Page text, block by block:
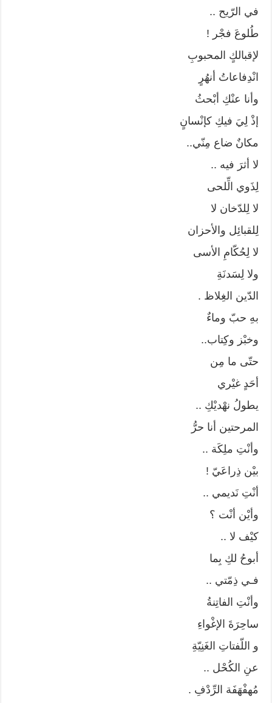
في الرّيح ..
طُلوعَ فجْر !
لإقبالكٍ المحبوبِ
انْدِفاعاتُ أنهُرٍ
وأنا عنْكِ أبْحثُ
إذْ لِيَ فيكِ كإنْسانٍ
مكانٌ ضاع مِنّي..
لا أثرَ فيه ..
لِذَوي الِّلحى
لا لِلدّخان لا
لِلقبائِل والأحزان
لا لِحُكّامِ الأسى
ولا لِسَدنَةِ
الدّين الغِلاظ .
بهِ حبّ وماءٌ
وخبْز وكِتاب..
حتّى ما مِن
أحَدٍ غيْري
يطولُ نهْديْكِ ..
المرحتين أنا حرُّ
وأنْتِ ملِكَة ..
بيْن ذِراعَيّ !
أنْتِ نَديمي ..
وأيْن أنْت ؟
كيْف لا ..
أبوحُ لكِ بِما
فـي ذِمّتي ..
وأنْتِ الفاتِنةُ
ساحِرَةَ الإغْواءِ
و اللّفتاتِ الغَنِيّةِ
عنِ الكُحْل ..
مُهفْهَفَة الرِّدْفِ .